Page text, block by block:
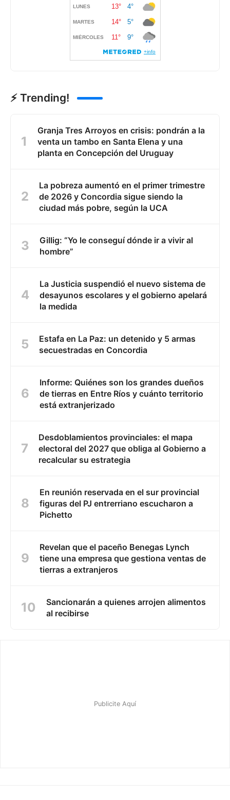
⚡ Trending!
Granja Tres Arroyos en crisis: pondrán a la
venta un tambo en Santa Elena y una
planta en Concepción del Uruguay
La pobreza aumentó en el primer trimestre
de 2026 y Concordia sigue siendo la
ciudad más pobre, según la UCA
Gillig: “Yo le conseguí dónde ir a vivir al
hombre”
La Justicia suspendió el nuevo sistema de
desayunos escolares y el gobierno apelará
la medida
Estafa en La Paz: un detenido y 5 armas
secuestradas en Concordia
Informe: Quiénes son los grandes dueños
de tierras en Entre Ríos y cuánto territorio
está extranjerizado
Desdoblamientos provinciales: el mapa
electoral del 2027 que obliga al Gobierno a
recalcular su estrategia
En reunión reservada en el sur provincial
figuras del PJ entrerriano escucharon a
Pichetto
Revelan que el paceño Benegas Lynch
tiene una empresa que gestiona ventas de
tierras a extranjeros
Sancionarán a quienes arrojen alimentos
al recibirse